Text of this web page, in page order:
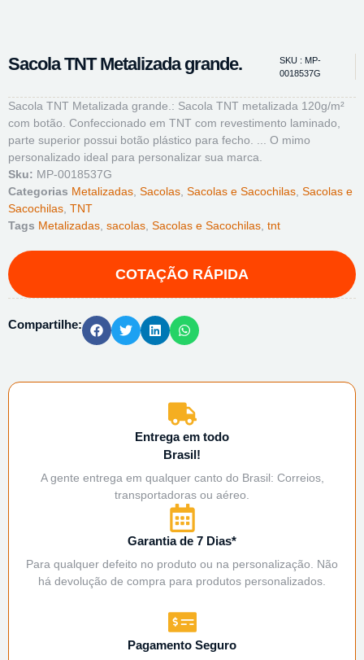
Sacola TNT Metalizada grande.
SKU : MP-
0018537G
Sacola TNT Metalizada grande.: Sacola TNT metalizada 120g/m²
com botão. Confeccionado em TNT com revestimento laminado,
parte superior possui botão plástico para fecho. ... O mimo
personalizado ideal para personalizar sua marca.
Sku: MP-0018537G
Categorias Metalizadas Sacolas Sacolas e Sacochilas Sacolas e
Sacochilas TNT
Tags Metalizadas sacolas Sacolas e Sacochilas tnt
Compartilhe:
Entrega em todo
Brasil!
A gente entrega em qualquer canto do Brasil: Correios,
transportadoras ou aéreo.
Garantia de 7 Dias*
Para qualquer defeito no produto ou na personalização. Não
há devolução de compra para produtos personalizados.
Pagamento Seguro